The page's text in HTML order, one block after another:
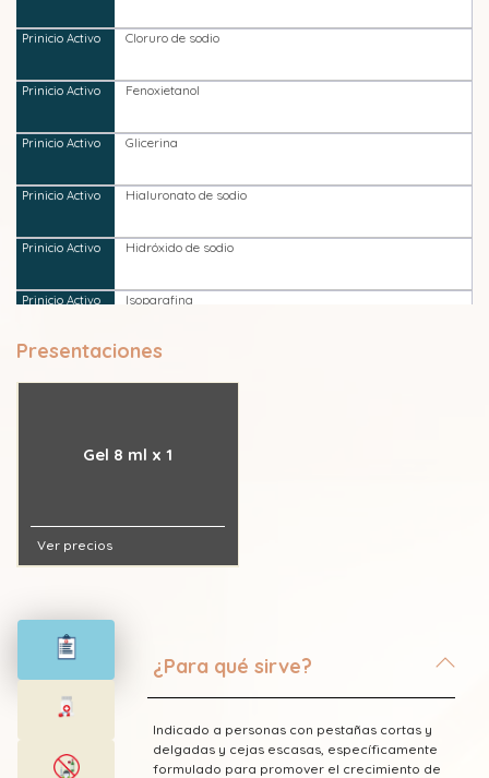
Cloruro de sodio
Fenoxietanol
Glicerina
Hialuronato de sodio
Hidróxido de sodio
Isoparafina
Presentaciones
Gel 8 ml x 1
Ver precios
¿Para qué sirve?
Indicado a personas con pestañas cortas y
delgadas y cejas escasas, específicamente
formulado para promover el crecimiento de